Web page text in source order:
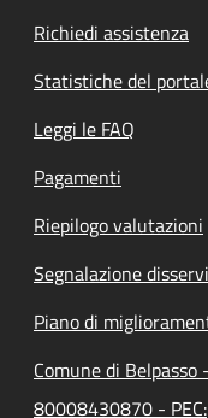
Richiedi assistenza
Statistiche del
Leggi le FAQ
Pagamenti
Riepilogo valutazioni
Segnalazione
Piano di
Comune di
80008430870 - PEC: